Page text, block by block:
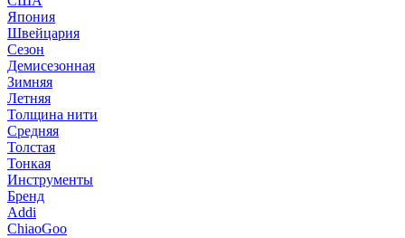
Япония
Швейцария
Сезон
Демисезонная
Зимняя
Летняя
Толщина нити
Средняя
Толстая
Тонкая
Инструменты
Бренд
Addi
ChiaoGoo